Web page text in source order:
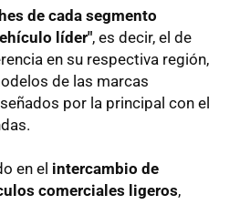
de cada segmento
líder", es decir, el de
en su respectiva región,
de las marcas
por la principal con el
en el intercambio de
comerciales ligeros,